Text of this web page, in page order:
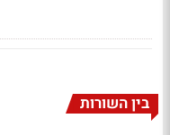
בין השורות